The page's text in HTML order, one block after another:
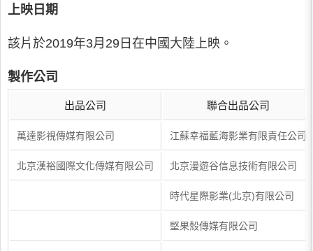
上映日期
該片於2019年3月29日在中國大陸上映。
製作公司
出品公司 聯合出品公司
萬達影視傳媒有限公司 江蘇幸福藍海影業有限責任公司
北京漢裕國際文化傳媒有限公司 北京漫遊谷信息技術有限公司
時代星際影業(北京)有限公司
堅果殼傳媒有限公司